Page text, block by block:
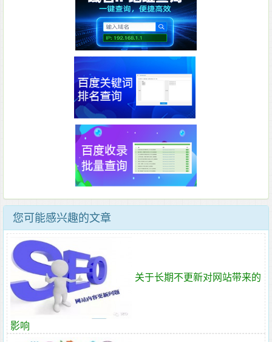
您可能感兴趣的文章
关于长期不更新对网站带来的
影响